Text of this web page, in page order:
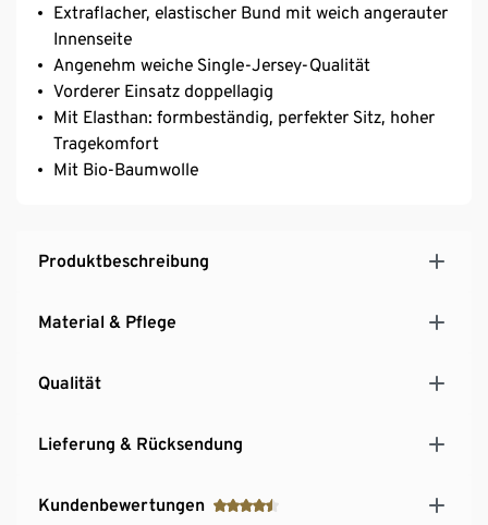
Extraflacher, elastischer Bund mit weich angerauter
Innenseite
Angenehm weiche Single-Jersey-Qualität
Vorderer Einsatz doppellagig
Mit Elasthan: formbeständig, perfekter Sitz, hoher
Tragekomfort
Mit Bio-Baumwolle
Produktbeschreibung
Material & Pflege
Qualität
Lieferung & Rücksendung
Kundenbewertungen